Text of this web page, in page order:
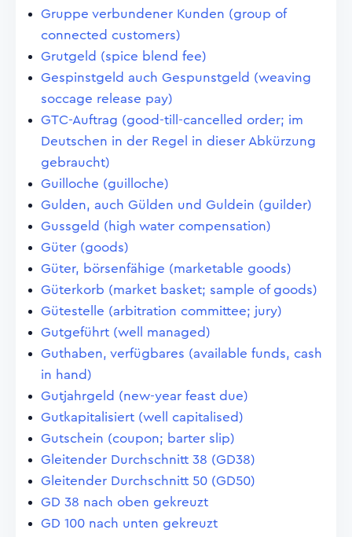
Gruppe verbundener Kunden (group of
connected customers)
Grutgeld (spice blend fee)
Gespinstgeld auch Gespunstgeld (weaving
soccage release pay)
GTC-Auftrag (good-till-cancelled order; im
Deutschen in der Regel in dieser Abkürzung
gebraucht)
Guilloche (guilloche)
Gulden, auch Gülden und Guldein (guilder)
Gussgeld (high water compensation)
Güter (goods)
Güter, börsenfähige (marketable goods)
Güterkorb (market basket; sample of goods)
Gütestelle (arbitration committee; jury)
Gutgeführt (well managed)
Guthaben, verfügbares (available funds, cash
in hand)
Gutjahrgeld (new-year feast due)
Gutkapitalisiert (well capitalised)
Gutschein (coupon; barter slip)
Gleitender Durchschnitt 38 (GD38)
Gleitender Durchschnitt 50 (GD50)
GD 38 nach oben gekreuzt
GD 100 nach unten gekreuzt